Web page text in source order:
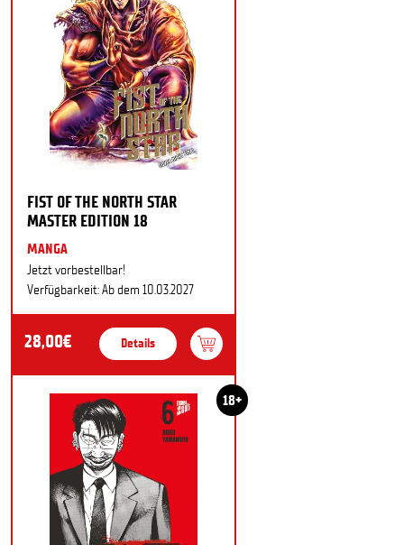
FIST OF THE NORTH STAR
MASTER EDITION 18
MANGA
Jetzt vorbestellbar!
Verfügbarkeit: Ab dem 10.03.2027
28,00€ Details
18+